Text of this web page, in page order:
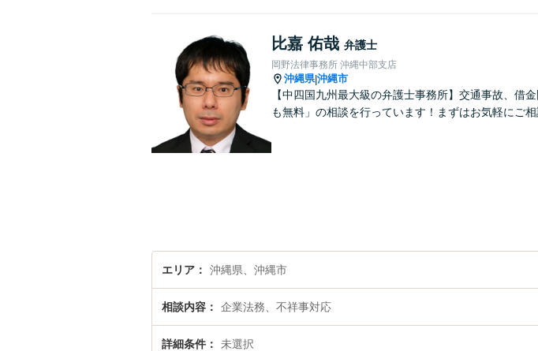
比嘉 佑哉 弁護士
岡野法律事務所 沖縄中部支店
沖縄県|沖縄市
【中四国九州最大級の弁護士事務所】交通事故、借
も無料」の相談を行っています！まずはお気軽にご相
エリア 沖縄県、沖縄市
相談内容 企業法務、不祥事対応
詳細条件 未選択